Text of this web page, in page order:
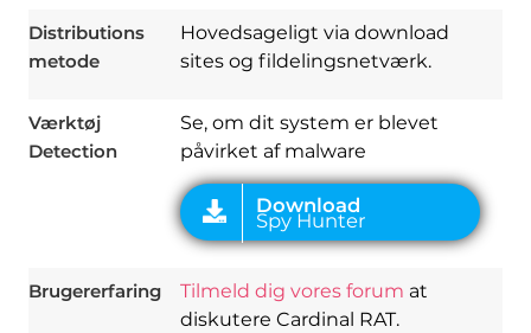
Distributions
metode
Hovedsageligt via download
sites og fildelingsnetværk.
Værktøj
Detection
Se, om dit system er blevet
påvirket af malware
Brugererfaring Tilmeld dig vores forum at
diskutere Cardinal RAT.